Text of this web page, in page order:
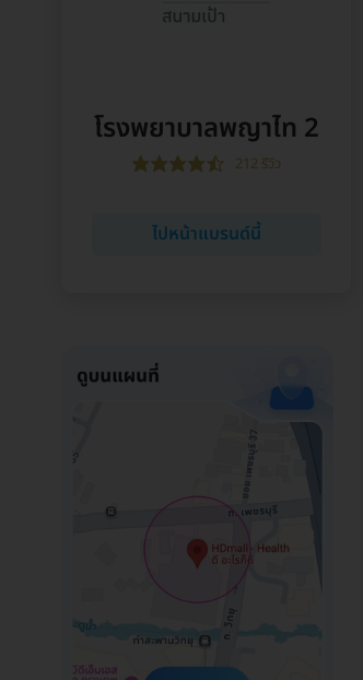
โรงพยาบาลพญาไท 2
212 รีวิว
ไปหน้าแบรนด์นี้